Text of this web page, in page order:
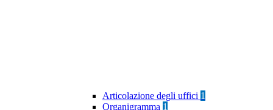
Articolazione degli uffici 1
Organigramma 1